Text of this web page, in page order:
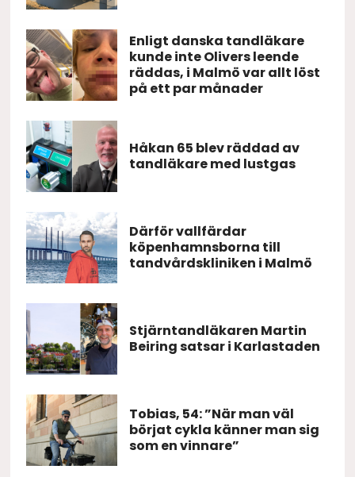
Enligt danska tandläkare
kunde inte Olivers leende
räddas, i Malmö var allt löst
på ett par månader
Håkan 65 blev räddad av
tandläkare med lustgas
Därför vallfärdar
köpenhamnsborna till
tandvårdskliniken i Malmö
Stjärntandläkaren Martin
Beiring satsar i Karlastaden
Tobias, 54: ”När man väl
börjat cykla känner man sig
som en vinnare”